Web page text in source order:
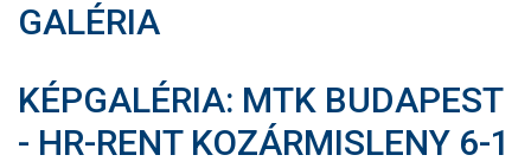
JEGYÉRTÉKESÍTÉS
WEBSHOP
STADION
EGYESÜLET
KAPCSOLAT
GALÉRIA
KÉPGALÉRIA: MTK BUDAPEST
- HR-RENT KOZÁRMISLENY 6-1